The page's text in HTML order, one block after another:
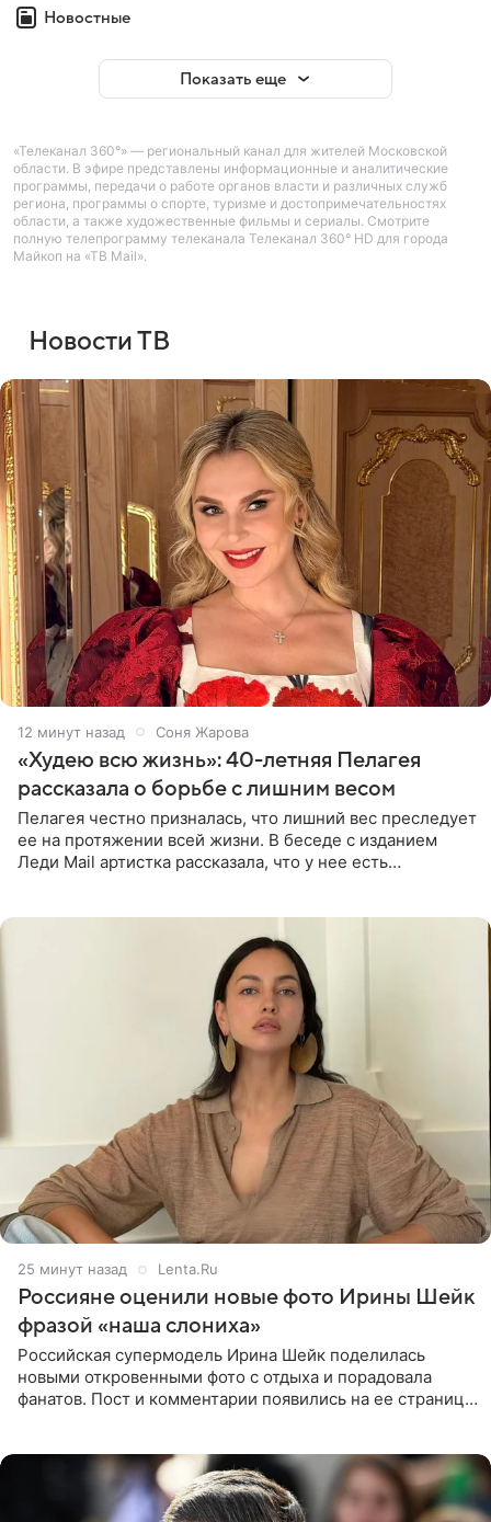
Новостные
Показать еще
«Телеканал 360°» — региональный канал для жителей Московской
области. В эфире представлены информационные и аналитические
программы, передачи о работе органов власти и различных служб
региона, программы о спорте, туризме и достопримечательностях
области, а также художественные фильмы и сериалы. Смотрите
полную телепрограмму телеканала Телеканал 360° HD для города
Майкоп на «ТВ Mail».
Новости ТВ
12 минут назад Соня Жарова
«Худею всю жизнь»: 40-летняя Пелагея
рассказала о борьбе с лишним весом
Пелагея честно призналась, что лишний вес преследует
ее на протяжении всей жизни. В беседе с изданием
Леди Mail артистка рассказала, что у нее есть
25 минут назад Lenta.Ru
Россияне оценили новые фото Ирины Шейк
фразой «наша слониха»
Российская супермодель Ирина Шейк поделилась
новыми откровенными фото с отдыха и порадовала
фанатов. Пост и комментарии появились на ее странице